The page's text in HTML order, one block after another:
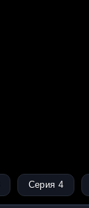
Серия 4